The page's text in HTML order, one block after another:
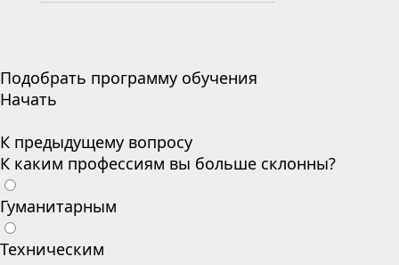
Подобрать программу обучения
Начать
К предыдущему вопросу
К каким профессиям вы больше склонны?
Гуманитарным
Техническим